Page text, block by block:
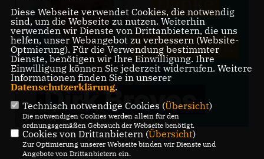
Diese Webseite verwendet Cookies, die notwendig
sind, um die Webseite zu nutzen. Weiterhin
verwenden wir Dienste von Drittanbietern, die uns
helfen, unser Webangebot zu verbessern (Website-
Optmierung). Für die Verwendung bestimmter
Dienste, benötigen wir Ihre Einwilligung. Ihre
Einwilligung können Sie jederzeit widerrufen. Weitere
Informationen finden Sie in unserer
Datenschutzerklärung.
Technisch notwendige Cookies (Übersicht)
Die notwendigen Cookies werden allein für den
ordnungsgemäßen Gebrauch der Webseite benötigt.
Cookies von Drittanbietern (Übersicht)
Zur Optimierung unserer Webseite binden wir Dienste und
Angebote von Drittanbietern ein.